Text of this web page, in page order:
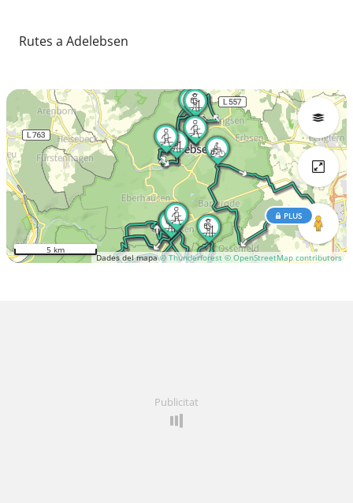
Rutes a Adelebsen
Dades del mapa© Thunderforest © OpenStreetMap contributors
PLUS
5 km
Publicitat